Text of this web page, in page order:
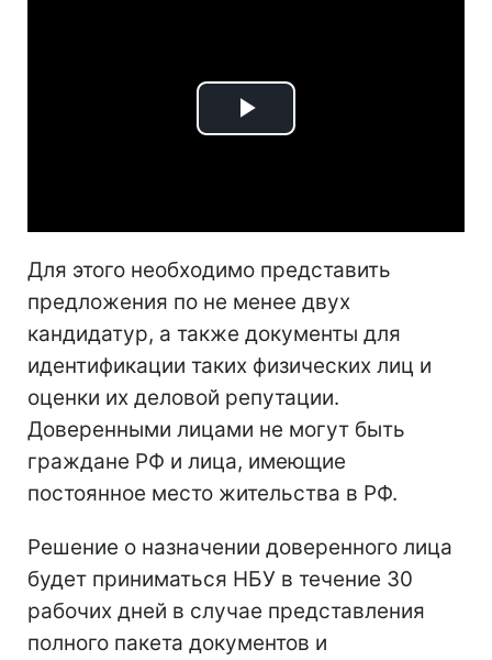
Play
Для этого необходимо представить
предложения по не менее двух
кандидатур, а также документы для
идентификации таких физических лиц и
оценки их деловой репутации.
Доверенными лицами не могут быть
граждане РФ и лица, имеющие
постоянное место жительства в РФ.
Решение о назначении доверенного лица
будет приниматься НБУ в течение 30
рабочих дней в случае представления
полного пакета документов и